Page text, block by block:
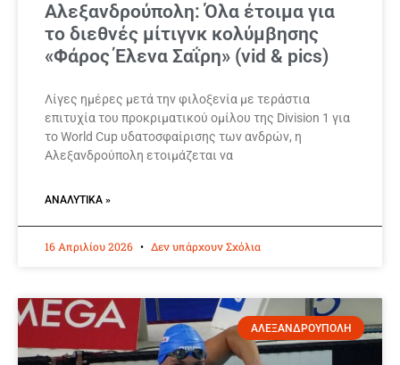
Αλεξανδρούπολη: Όλα έτοιμα για
το διεθνές μίτιγνκ κολύμβησης
«Φάρος Έλενα Σαΐρη» (vid & pics)
Λίγες ημέρες μετά την φιλοξενία με τεράστια
επιτυχία του προκριματικού ομίλου της Division 1 για
το World Cup υδατοσφαίρισης των ανδρών, η
Αλεξανδρούπολη ετοιμάζεται να
ΑΝΑΛΥΤΙΚΆ »
16 Απριλίου 2026 Δεν υπάρχουν Σχόλια
ΑΛΕΞΑΝΔΡΟΥΠΟΛΗ